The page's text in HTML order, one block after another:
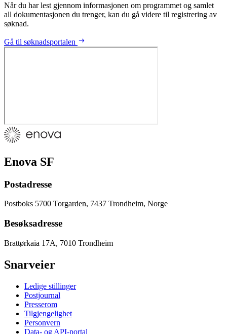
Når du har lest gjennom informasjonen om programmet og samlet
all dokumentasjonen du trenger, kan du gå videre til registrering av
søknad.
Gå til søknadsportalen
Enova SF
Postadresse
Postboks 5700 Torgarden, 7437 Trondheim, Norge
Besøksadresse
Brattørkaia 17A, 7010 Trondheim
Snarveier
Ledige stillinger
Postjournal
Presserom
Tilgjengelighet
Personvern
Data- og API-portal